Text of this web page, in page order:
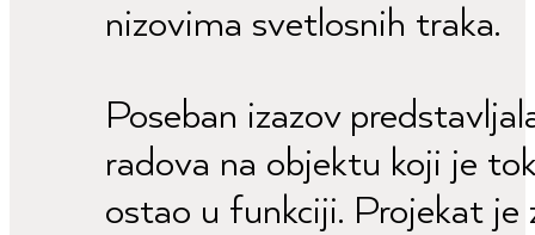
nizovima svetlosnih traka.
Poseban izazov
radova na objektu koji je
ostao u funkciji. Projekat je